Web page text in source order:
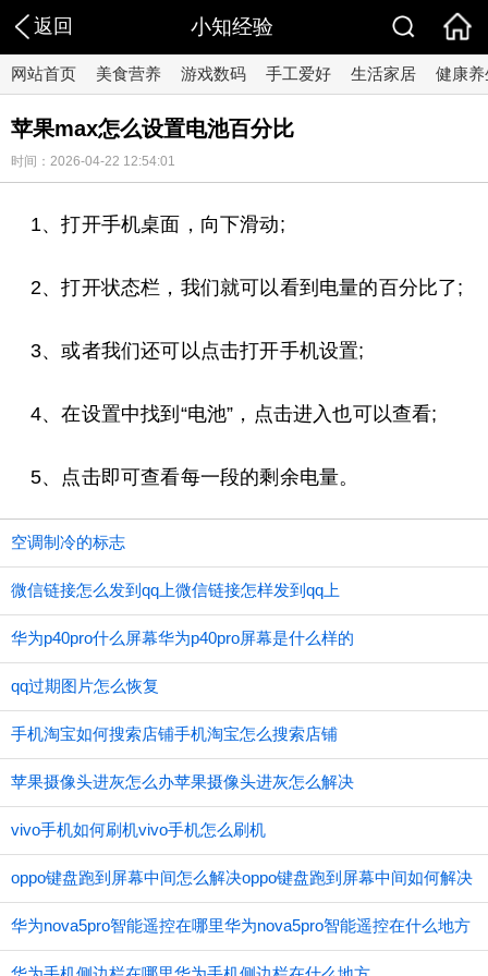
返回 小知经验
网站首页 美食营养 游戏数码 手工爱好 生活家居 健康养
苹果max怎么设置电池百分比
时间：2026-04-22 12:54:01
1、打开手机桌面，向下滑动;
2、打开状态栏，我们就可以看到电量的百分比了;
3、或者我们还可以点击打开手机设置;
4、在设置中找到“电池”，点击进入也可以查看;
5、点击即可查看每一段的剩余电量。
空调制冷的标志
微信链接怎么发到qq上微信链接怎样发到qq上
华为p40pro什么屏幕华为p40pro屏幕是什么样的
qq过期图片怎么恢复
手机淘宝如何搜索店铺手机淘宝怎么搜索店铺
苹果摄像头进灰怎么办苹果摄像头进灰怎么解决
vivo手机如何刷机vivo手机怎么刷机
oppo键盘跑到屏幕中间怎么解决oppo键盘跑到屏幕中间如何解决
华为nova5pro智能遥控在哪里华为nova5pro智能遥控在什么地方